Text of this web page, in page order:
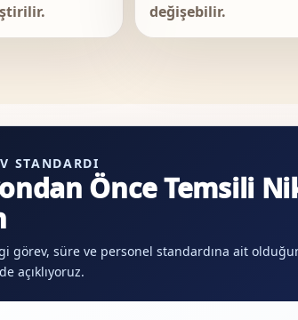
değişebilir.
STANDARDI
Önce Temsili
görev, süre ve personel standardına ait
açıklıyoruz.